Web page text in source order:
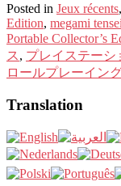
Posted in Jeux récents,
Edition, megami tensei
Portable Collector’s
ス , プレイステーシ
ロールプレーイン
Translation